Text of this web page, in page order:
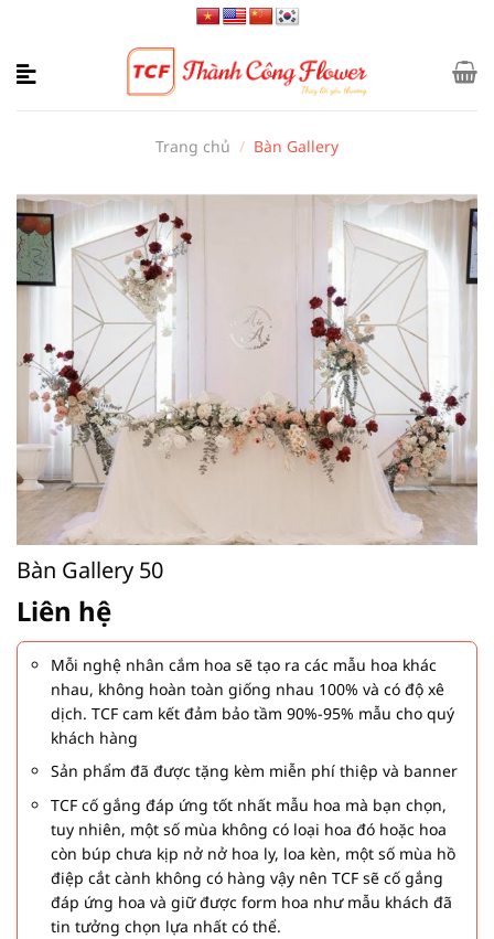
nội
Trang chủ / Bàn Gallery
Bàn Gallery 50
Liên hệ
Mỗi nghệ nhân cắm hoa sẽ tạo ra các mẫu hoa khác
nhau, không hoàn toàn giống nhau 100% và có độ xê
dịch. TCF cam kết đảm bảo tầm 90%-95% mẫu cho quý
khách hàng
Sản phẩm đã được tặng kèm miễn phí thiệp và banner
TCF cố gắng đáp ứng tốt nhất mẫu hoa mà bạn chọn,
tuy nhiên, một số mùa không có loại hoa đó hoặc hoa
còn búp chưa kịp nở nở hoa ly, loa kèn, một số mùa hồ
điệp cắt cành không có hàng vậy nên TCF sẽ cố gắng
đáp ứng hoa và giữ được form hoa như mẫu khách đã
tin tưởng chọn lựa nhất có thể.